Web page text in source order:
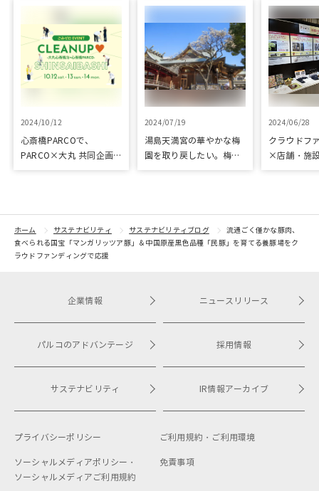
2024/10/12
心斎橋PARCOで、
PARCO×大丸 共同企画
開催！
2024/07/19
湯島天満宮の華やかな梅
園を取り戻したい。梅園
2024/06/28
クラウドフ
×店舗・施
トをピック
紹介
ホーム サステナビリティ サステナビリティブログ
流通ごく僅かな豚肉、
食べられる国宝「マンガリッツア豚」＆中国原産黒色品種「民豚」を育てる養豚場をク
ラウドファンディングで応援
企業情報
パルコのアドバンテージ
サステナビリティ
ニュースリリース
採用情報
IR情報アーカイブ
プライバシーポリシー ご利用規約・ ご利用環境
ソーシャルメディアポリシー・
ソーシャルメディアご利用規約
免責事項